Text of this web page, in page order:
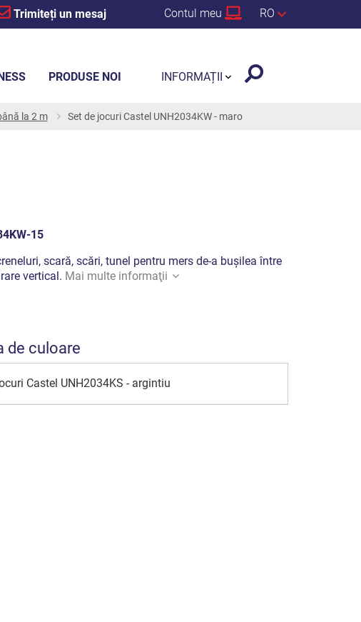
Trimiteți un mesaj Contul meu RO
la 2 m Set de jocuri Castel UNH2034KW - maro
15
scară, scări, tunel pentru mers de-a bușilea între
vertical. Mai multe informaţii
de culoare
Castel UNH2034KS - argintiu
PRODUSE NOI INFORMAȚII